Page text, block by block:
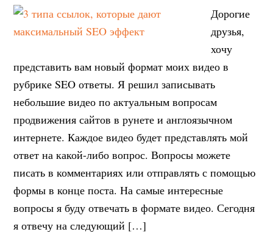
Дорогие
друзья,
хочу
представить вам новый формат моих видео в
рубрике SEO ответы. Я решил записывать
небольшие видео по актуальным вопросам
продвижения сайтов в рунете и англоязычном
интернете. Каждое видео будет представлять мой
ответ на какой-либо вопрос. Вопросы можете
писать в комментариях или отправлять с помощью
формы в конце поста. На самые интересные
вопросы я буду отвечать в формате видео. Сегодня
я отвечу на следующий […]